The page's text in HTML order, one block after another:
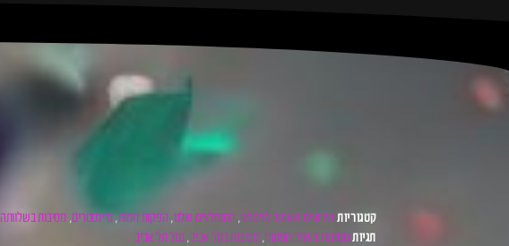
קטגוריות אירועים שאסור לפספס, המומלצים שלנו, הפקות חמות,מיינסטרים, מסיבות בשלוותה
תגיות מסיבות באוויר הפתוח, מסיבות בתל אביב, נמל תל אביב